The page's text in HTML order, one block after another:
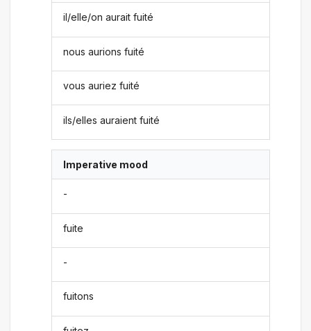
il/elle/on aurait fuité
nous aurions fuité
vous auriez fuité
ils/elles auraient fuité
Imperative mood
-
fuite
-
fuitons